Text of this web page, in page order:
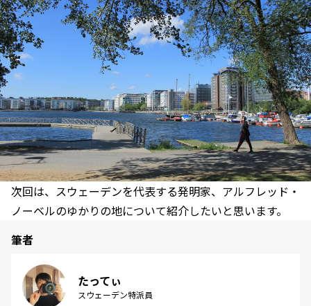
次回は、スウェーデンを代表する発明家、アルフレッド・
ノーベルのゆかりの地について紹介したいと思います。
筆者
たってぃ
スウェーデン特派員